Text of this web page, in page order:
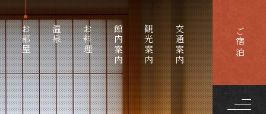
お部屋 温泉 お料理 館内案内 観光案内 交通案内
ご予約 Tel.0570-00-5454
受付 9:00～18:00
ご宿泊